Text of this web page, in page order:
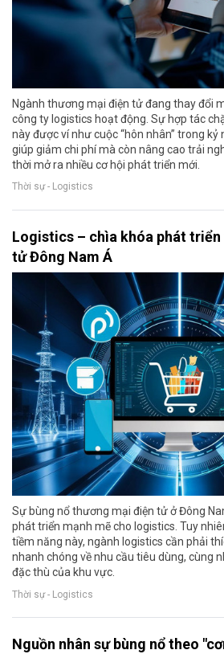
Ngành thương mại điện tử đang thay đổi
công ty logistics hoạt động. Sự hợp tác
này được ví như cuộc “hôn nhân” trong kỷ
giúp giảm chi phí mà còn nâng cao trải
thời mở ra nhiều cơ hội phát triển mới.
Thời sự - Logistics
Logistics – chìa khóa phát
tử Đông Nam Á
Sự bùng nổ thương mại điện tử ở Đông
phát triển mạnh mẽ cho logistics. Tuy
tiềm năng này, ngành logistics cần phải
nhanh chóng về nhu cầu tiêu dùng, cùng
đặc thù của khu vực.
Thời sự - Logistics
Nguồn nhân sự bùng nổ theo